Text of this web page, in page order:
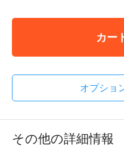
カー
オプショ
その他の詳細情報